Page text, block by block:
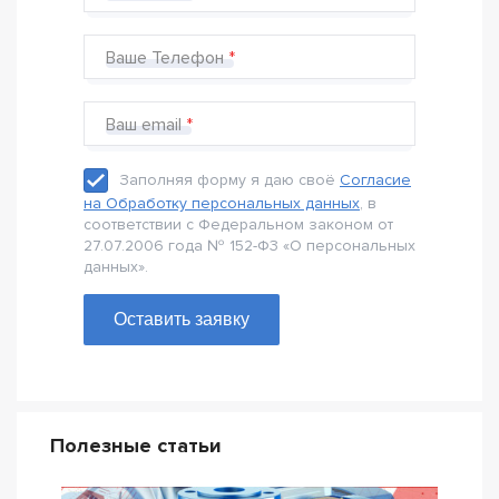
Ваше Телефон
Ваш email
Заполняя форму я даю своё Согласие
на Обработку персональных данных, в
соответствии с Федеральном законом от
27.07.2006 года № 152-Ф3 «О персональных
данных».
Оставить заявку
Полезные статьи